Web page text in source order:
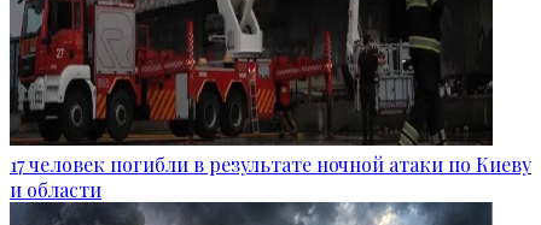
17 человек погибли в результате ночной атаки по Киеву
и области